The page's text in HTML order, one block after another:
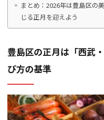
まとめ：2026年は豊島区の
じる正月を迎えよう
豊島区の正月は「西武
び方の基準